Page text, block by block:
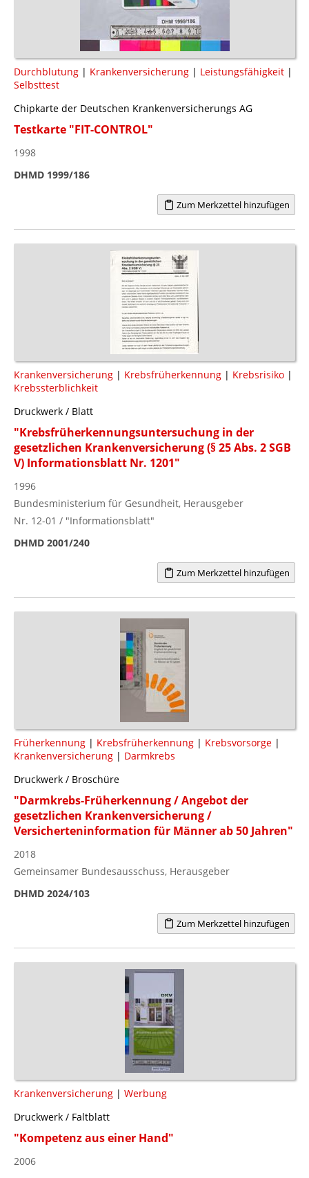
Durchblutung | Krankenversicherung | Leistungsfähigkeit |
Selbsttest
Chipkarte der Deutschen Krankenversicherungs AG
Testkarte "FIT-CONTROL"
1998
DHMD 1999/186
Zum Merkzettel hinzufügen
Krankenversicherung | Krebsfrüherkennung | Krebsrisiko |
Krebssterblichkeit
Druckwerk / Blatt
"Krebsfrüherkennungsuntersuchung in der
gesetzlichen Krankenversicherung (§ 25 Abs. 2 SGB
V) Informationsblatt Nr. 1201"
1996
Bundesministerium für Gesundheit, Herausgeber
Nr. 12-01 / "Informationsblatt"
DHMD 2001/240
Zum Merkzettel hinzufügen
Früherkennung | Krebsfrüherkennung | Krebsvorsorge |
Krankenversicherung | Darmkrebs
Druckwerk / Broschüre
"Darmkrebs-Früherkennung / Angebot der
gesetzlichen Krankenversicherung /
Versicherteninformation für Männer ab 50 Jahren"
2018
Gemeinsamer Bundesausschuss, Herausgeber
DHMD 2024/103
Zum Merkzettel hinzufügen
Krankenversicherung | Werbung
Druckwerk / Faltblatt
"Kompetenz aus einer Hand"
2006